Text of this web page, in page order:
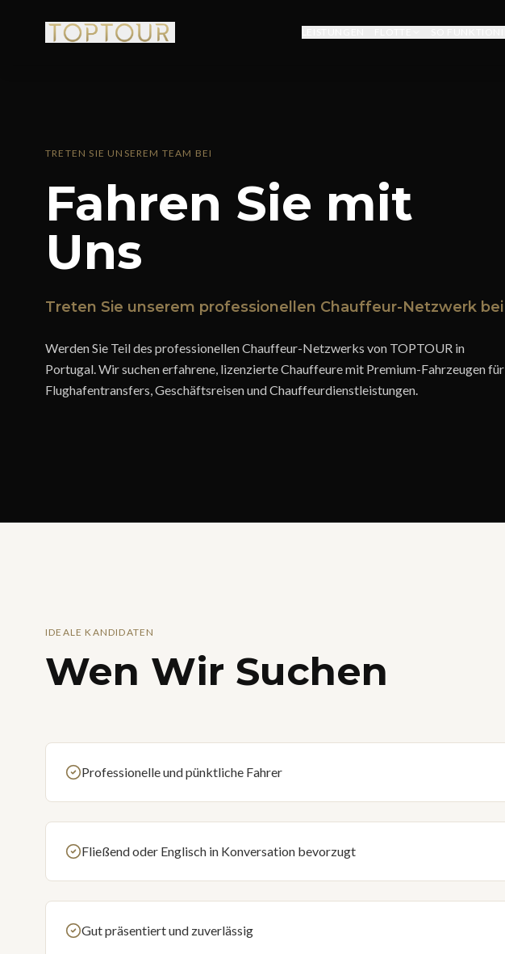
TRETEN SIE UNSEREM TEAM BEI
Fahren Sie mit
Uns
Treten Sie unserem professionellen Chauffeur-Netzwerk bei
Werden Sie Teil des professionellen Chauffeur-Netzwerks von TOPTOUR in
Portugal. Wir suchen erfahrene, lizenzierte Chauffeure mit Premium-Fahrzeugen für
Flughafentransfers, Geschäftsreisen und Chauffeurdienstleistungen.
IDEALE KANDIDATEN
Wen Wir Suchen
Professionelle und pünktliche Fahrer
Fließend oder Englisch in Konversation bevorzugt
Gut präsentiert und zuverlässig